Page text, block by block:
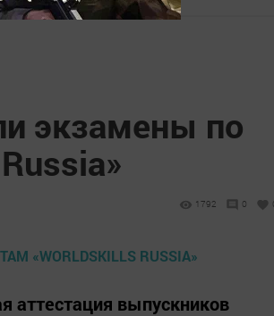
экзамены по
1792 0
аттестация выпускников